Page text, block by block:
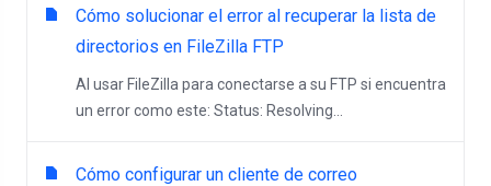
Cómo solucionar el error al recuperar la lista de
directorios en FileZilla FTP
Al usar FileZilla para conectarse a su FTP si encuentra
un error como este: Status: Resolving...
Cómo configurar un cliente de correo